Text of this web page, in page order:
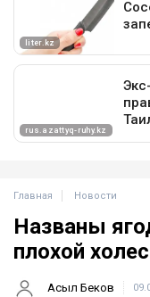
Главная Новости
Названы
плохой
Асыл Беков